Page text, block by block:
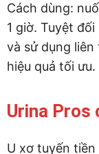
Cách dùng:
1 giờ. Tuyệt
và sử dụng
hiệu quả tối ưu.
Urina Pros
U xơ tuyến